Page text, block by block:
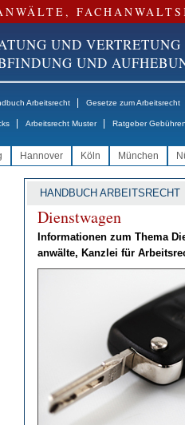
UND
UND
Arbeitsrecht Gesetze zum Arbeitsrecht
Arbeitsrecht Muster Ratgeber Gebühren
Hannover Köln München
HANDBUCH ARBEITSRECHT
Dienst­wa­gen
In­for­ma­tio­nen zum The­ma
an­wäl­te, Kanz­lei für